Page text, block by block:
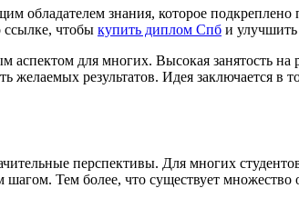
обладателем знания, которое
ссылке, чтобы купить диплом Спб и
для многих. Высокая занятость на
результатов. Идея заключается в
перспективы. Для многих
Тем более, что существует